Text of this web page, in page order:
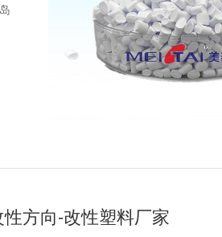
方向-改性塑料厂家